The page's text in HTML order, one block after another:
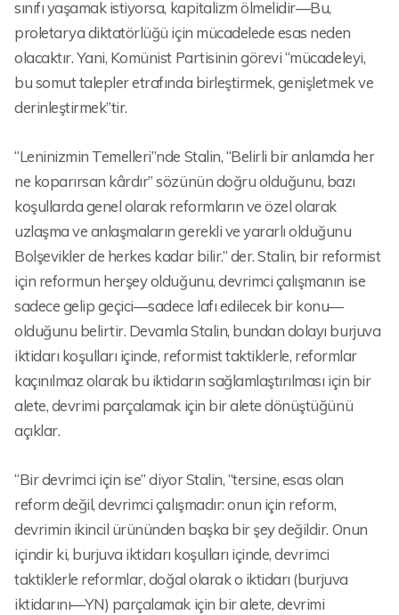
sınıfı yaşamak istiyorsa, kapitalizm ölmelidir—Bu,
proletarya diktatörlüğü için mücadelede esas neden
olacaktır. Yani, Komünist Partisinin görevi “mücadeleyi,
bu somut talepler etrafında birleştirmek, genişletmek ve
derinleştirmek”tir.
“Leninizmin Temelleri”nde Stalin, “Belirli bir anlamda her
ne koparırsan kârdır” sözünün doğru olduğunu, bazı
koşullarda genel olarak reformların ve özel olarak
uzlaşma ve anlaşmaların gerekli ve yararlı olduğunu
Bolşevikler de herkes kadar bilir.” der. Stalin, bir reformist
için reformun herşey olduğunu, devrimci çalışmanın ise
sadece gelip geçici—sadece lafı edilecek bir konu—
olduğunu belirtir. Devamla Stalin, bundan dolayı burjuva
iktidarı koşulları içinde, reformist taktiklerle, reformlar
kaçınılmaz olarak bu iktidarın sağlamlaştırılması için bir
alete, devrimi parçalamak için bir alete dönüştüğünü
açıklar.
“Bir devrimci için ise” diyor Stalin, “tersine, esas olan
reform değil, devrimci çalışmadır: onun için reform,
devrimin ikincil ürününden başka bir şey değildir. Onun
içindir ki, burjuva iktidarı koşulları içinde, devrimci
taktiklerle reformlar, doğal olarak o iktidarı (burjuva
iktidarını—YN) parçalamak için bir alete, devrimi